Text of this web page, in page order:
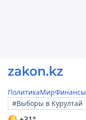
ПолитикаМирФинансы
#Выборы в Курултай